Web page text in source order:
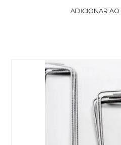
ADICIONAR AO